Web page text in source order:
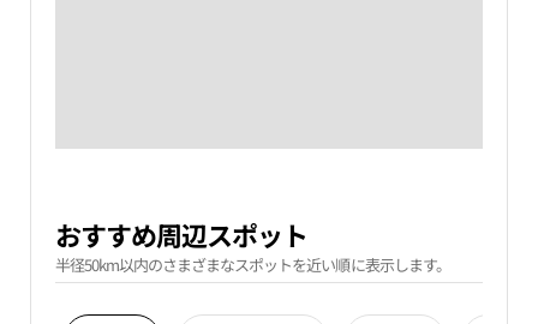
おすすめ周辺スポット
半径50km以内のさまざまなスポットを近い順に表示します。